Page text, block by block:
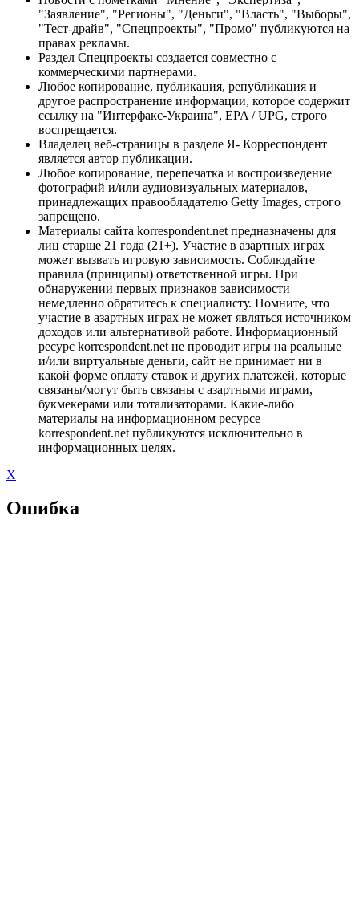
"Заявление", "Регионы", "Деньги", "Власть", "Выборы",
"Тест-драйв", "Спецпроекты", "Промо" публикуются на
правах рекламы.
Раздел Спецпроекты создается совместно с
коммерческими партнерами.
Любое копирование, публикация, републикация и
другое распространение информации, которое содержит
ссылку на "Интерфакс-Украина", EPA / UPG, строго
воспрещается.
Владелец веб-страницы в разделе Я- Корреспондент
является автор публикации.
Любое копирование, перепечатка и воспроизведение
фотографий и/или аудиовизуальных материалов,
принадлежащих правообладателю Getty Images, строго
запрещено.
Материалы сайта korrespondent.net предназначены для
лиц старше 21 года (21+). Участие в азартных играх
может вызвать игровую зависимость. Соблюдайте
правила (принципы) ответственной игры. При
обнаружении первых признаков зависимости
немедленно обратитесь к специалисту. Помните, что
участие в азартных играх не может являться источником
доходов или альтернативой работе. Информационный
ресурс korrespondent.net не проводит игры на реальные
и/или виртуальные деньги, сайт не принимает ни в
какой форме оплату ставок и других платежей, которые
связаны/могут быть связаны с азартными играми,
букмекерами или тотализаторами. Какие-либо
материалы на информационном ресурсе
korrespondent.net публикуются исключительно в
информационных целях.
X
Ошибка